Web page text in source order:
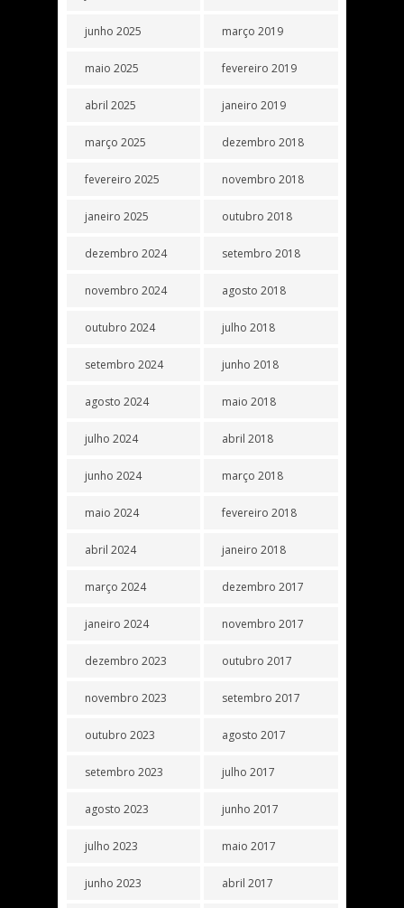
junho 2025
maio 2025
abril 2025
março 2025
fevereiro 2025
janeiro 2025
dezembro 2024
novembro 2024
outubro 2024
setembro 2024
agosto 2024
julho 2024
junho 2024
maio 2024
abril 2024
março 2024
janeiro 2024
dezembro 2023
novembro 2023
outubro 2023
setembro 2023
agosto 2023
julho 2023
junho 2023
março 2019
fevereiro 2019
janeiro 2019
dezembro 2018
novembro 2018
outubro 2018
setembro 2018
agosto 2018
julho 2018
junho 2018
maio 2018
abril 2018
março 2018
fevereiro 2018
janeiro 2018
dezembro 2017
novembro 2017
outubro 2017
setembro 2017
agosto 2017
julho 2017
junho 2017
maio 2017
abril 2017